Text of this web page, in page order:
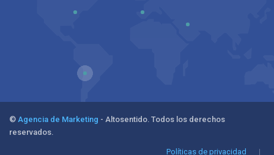
© Agencia de Marketing - Altosentido. Todos los derechos
reservados.
Políticas de privacidad